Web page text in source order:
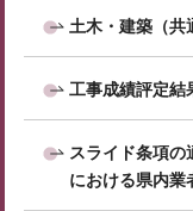
土木・建築（共
工事成績評定結
スライド条項
における県内業